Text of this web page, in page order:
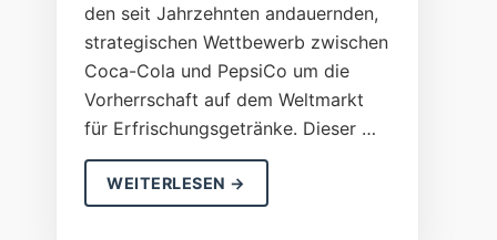
den seit Jahrzehnten andauernden,
strategischen Wettbewerb zwischen
Coca-Cola und PepsiCo um die
Vorherrschaft auf dem Weltmarkt
für Erfrischungsgetränke. Dieser …
WEITERLESEN →